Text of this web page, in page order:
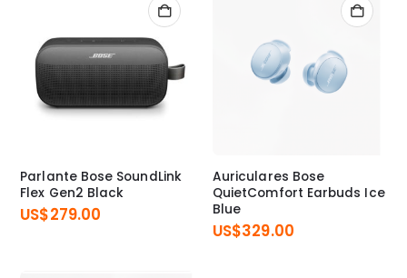
Parlante Bose SoundLink
Flex Gen2 Black
US$279.00
Auriculares Bose
QuietComfort Earbuds Ice
Blue
US$329.00